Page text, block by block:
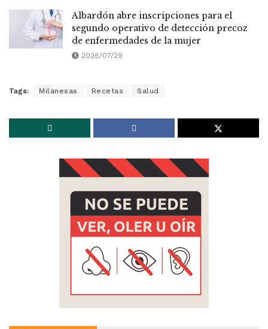
Albardón abre inscripciones para el
segundo operativo de detección precoz
de enfermedades de la mujer
2026/07/29
Tags: Milanesas Recetas Salud